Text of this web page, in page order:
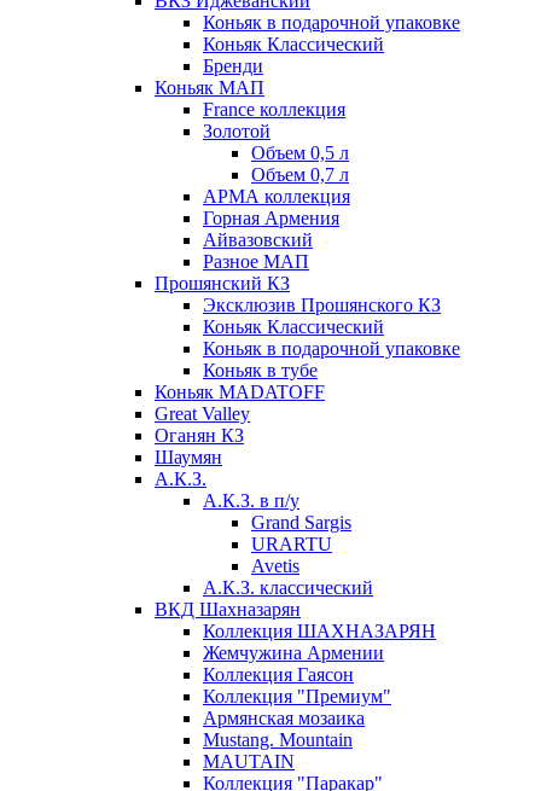
Коньяк в подарочной упаковке
Коньяк Классический
Бренди
Коньяк МАП
France коллекция
Золотой
Объем 0,5 л
Объем 0,7 л
АРМА коллекция
Горная Армения
Айвазовский
Разное МАП
Прошянский КЗ
Эксклюзив Прошянского КЗ
Коньяк Классический
Коньяк в подарочной упаковке
Коньяк в тубе
Коньяк MADATOFF
Great Valley
Оганян КЗ
Шаумян
А.К.З.
А.К.З. в п/у
Grand Sargis
URARTU
Avetis
А.К.З. классический
ВКД Шахназарян
Коллекция ШАХНАЗАРЯН
Жемчужина Армении
Коллекция Гаясон
Коллекция "Премиум"
Армянская мозаика
Mustang. Mountain
MAUTAIN
Коллекция "Паракар"